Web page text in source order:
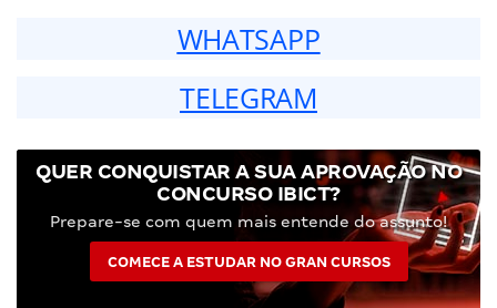
WHATSAPP
TELEGRAM
QUER CONQUISTAR A SUA APROVAÇÃO NO
CONCURSO IBICT?
Prepare-se com quem mais entende do assunto!
COMECE A ESTUDAR NO GRAN CURSOS